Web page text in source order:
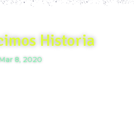
Historia
8, 2020